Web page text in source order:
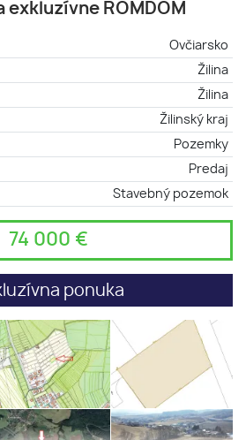
exkluzívne ROMDOM
Ovčiarsko
Žilina
Žilina
Žilinský kraj
Pozemky
Predaj
Stavebný pozemok
74 000 €
ponuka